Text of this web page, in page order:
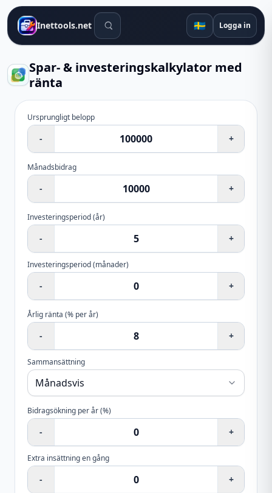
Inettools.net Sökverktyg 🇸🇪 Logga in
Spar- & investeringskalkylator med
ränta
Ursprungligt belopp
- +
Månadsbidrag
- +
Investeringsperiod(år)
- +
Investeringsperiod(månader)
- +
Årlig ränta (% per år)
- +
Sammansättning
Bidragsökning per år (%)
- +
Extra insättning en gång
- +